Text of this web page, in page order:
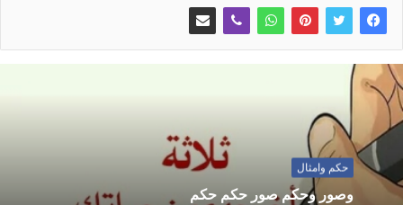
حكم وامثال
وصور وحكم صور حكم حكم